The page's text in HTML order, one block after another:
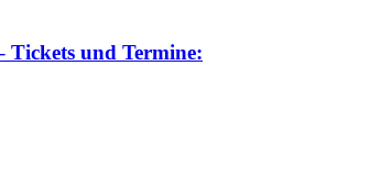
und Termine: